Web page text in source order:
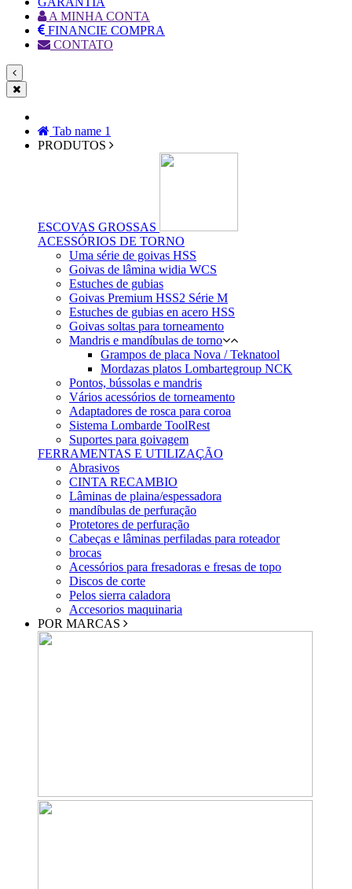
A MINHA CONTA
FINANCIE COMPRA
CONTATO
Tab name 1
PRODUTOS
ESCOVAS GROSSAS
ACESSÓRIOS DE TORNO
Uma série de goivas HSS
Goivas de lâmina widia WCS
Estuches de gubias
Goivas Premium HSS2 Série M
Estuches de gubias en acero HSS
Goivas soltas para torneamento
Mandris e mandíbulas de torno
Grampos de placa Nova / Teknatool
Mordazas platos Lombartegroup NCK
Pontos, bússolas e mandris
Vários acessórios de torneamento
Adaptadores de rosca para coroa
Sistema Lombarde ToolRest
Suportes para goivagem
FERRAMENTAS E UTILIZAÇÃO
Abrasivos
CINTA RECAMBIO
Lâminas de plaina/espessadora
mandíbulas de perfuração
Protetores de perfuração
Cabeças e lâminas perfiladas para roteador
brocas
Acessórios para fresadoras e fresas de topo
Discos de corte
Pelos sierra caladora
Accesorios maquinaria
POR MARCAS